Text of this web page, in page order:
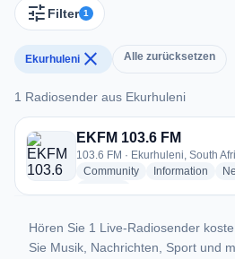
tune Filter 1
Ekurhuleni close Alle zurücksetzen
1 Radiosender aus Ekurhuleni
1 Radiosender aus Ekurhuleni
EKFM 103.6 FM
103.6 FM · Ekurhuleni, South
Communityradio stations
Information
Hören Sie 1 Live-Radiosender
Sie Musik, Nachrichten, Sport und